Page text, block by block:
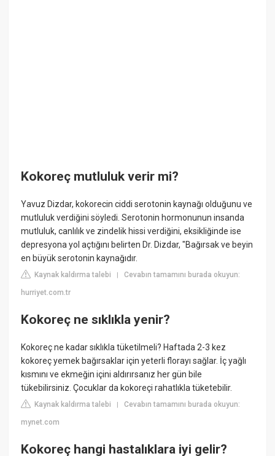
Kokoreç mutluluk verir mi?
Yavuz Dizdar, kokorecin ciddi serotonin kaynağı olduğunu ve
mutluluk verdiğini söyledi. Serotonin hormonunun insanda
mutluluk, canlılık ve zindelik hissi verdiğini, eksikliğinde ise
depresyona yol açtığını belirten Dr. Dizdar, "Bağırsak ve beyin
en büyük serotonin kaynağıdır.
Kaynak kaldırma talebi |Cevabın tamamını burada okuyun:
hurriyet.com.tr
Kokoreç ne sıklıkla yenir?
Kokoreç ne kadar sıklıkla tüketilmeli? Haftada 2-3 kez
kokoreç yemek bağırsaklar için yeterli florayı sağlar. İç yağlı
kısmını ve ekmeğin içini aldırırsanız her gün bile
tükebilirsiniz. Çocuklar da kokoreçi rahatlıkla tüketebilir.
Kaynak kaldırma talebi |Cevabın tamamını burada okuyun:
mynet.com
Kokoreç hangi hastalıklara iyi gelir?